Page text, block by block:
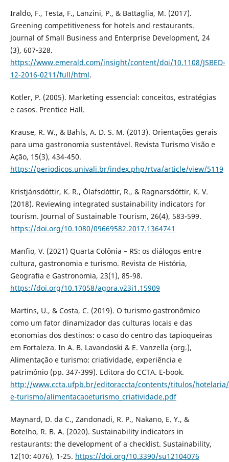
Iraldo, F., Testa, F., Lanzini, P., & Battaglia, M. (2017).
Greening competitiveness for hotels and restaurants.
Journal of Small Business and Enterprise Development, 24
(3), 607-328.
https://www.emerald.com/insight/content/doi/10.1108/JSBED-
12-2016-0211/full/html.
Kotler, P. (2005). Marketing essencial: conceitos, estratégias
e casos. Prentice Hall.
Krause, R. W., & Bahls, A. D. S. M. (2013). Orientações gerais
para uma gastronomia sustentável. Revista Turismo Visão e
Ação, 15(3), 434-450.
https://periodicos.univali.br/index.php/rtva/article/view/5119
Kristjánsdóttir, K. R., Ólafsdóttir, R., & Ragnarsdóttir, K. V.
(2018). Reviewing integrated sustainability indicators for
tourism. Journal of Sustainable Tourism, 26(4), 583-599.
https://doi.org/10.1080/09669582.2017.1364741
Manfio, V. (2021) Quarta Colônia – RS: os diálogos entre
cultura, gastronomia e turismo. Revista de História,
Geografia e Gastronomia, 23(1), 85-98.
https://doi.org/10.17058/agora.v23i1.15909
Martins, U., & Costa, C. (2019). O turismo gastronômico
como um fator dinamizador das culturas locais e das
economias dos destinos: o caso do centro das tapioqueiras
em Fortaleza. In A. B. Lavandoski & E. Vanzella (org.),
Alimentação e turismo: criatividade, experiência e
patrimônio (pp. 347-399). Editora do CCTA. E-book.
http://www.ccta.ufpb.br/editoraccta/contents/titulos/
e-turismo/alimentacaoeturismo_criatividade.pdf
Maynard, D. da C., Zandonadi, R. P., Nakano, E. Y., &
Botelho, R. B. A. (2020). Sustainability indicators in
restaurants: the development of a checklist. Sustainability,
12(10: 4076), 1-25. https://doi.org/10.3390/su12104076